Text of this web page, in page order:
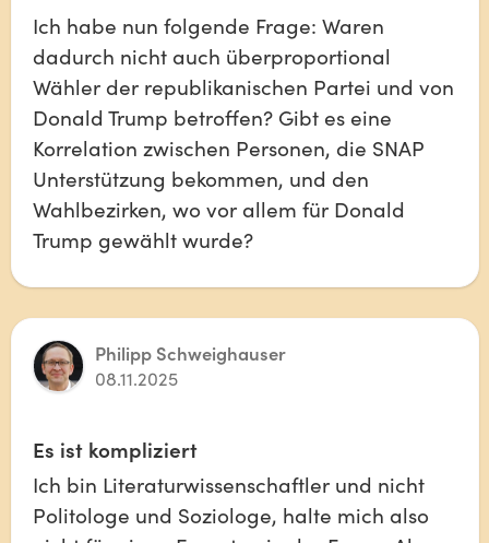
Ich habe nun folgende Frage: Waren
dadurch nicht auch überproportional
Wähler der republikanischen Partei und von
Donald Trump betroffen? Gibt es eine
Korrelation zwischen Personen, die SNAP
Unterstützung bekommen, und den
Wahlbezirken, wo vor allem für Donald
Trump gewählt wurde?
Philipp Schweighauser
08.11.2025
Es ist kompliziert
Ich bin Literaturwissenschaftler und nicht
Politologe und Soziologe, halte mich also